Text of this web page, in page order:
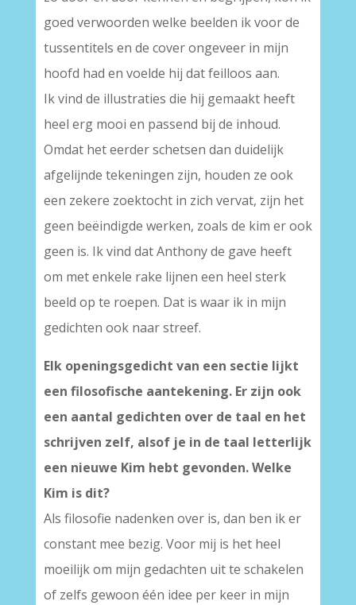
goed verwoorden welke beelden ik voor de
tussentitels en de cover ongeveer in mijn
hoofd had en voelde hij dat feilloos aan.
Ik vind de illustraties die hij gemaakt heeft
heel erg mooi en passend bij de inhoud.
Omdat het eerder schetsen dan duidelijk
afgelijnde tekeningen zijn, houden ze ook
een zekere zoektocht in zich vervat, zijn het
geen beëindigde werken, zoals de kim er ook
geen is. Ik vind dat Anthony de gave heeft
om met enkele rake lijnen een heel sterk
beeld op te roepen. Dat is waar ik in mijn
gedichten ook naar streef.
Elk openingsgedicht van een sectie lijkt
een filosofische aantekening. Er zijn ook
een aantal gedichten over de taal en het
schrijven zelf, alsof je in de taal letterlijk
een nieuwe Kim hebt gevonden. Welke
Kim is dit?
Als filosofie nadenken over is, dan ben ik er
constant mee bezig. Voor mij is het heel
moeilijk om mijn gedachten uit te schakelen
of zelfs gewoon één idee per keer in mijn